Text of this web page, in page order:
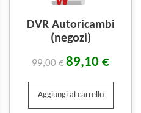
DVR Autoricambi
(negozi)
99,00€89,10€
Aggiungi al carrello